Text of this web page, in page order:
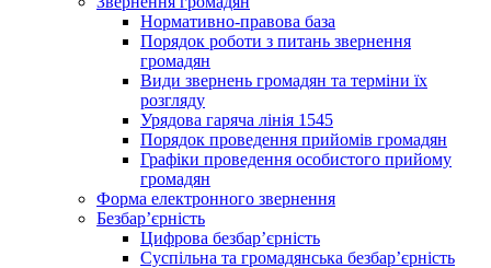
Нормативно-правова база
Порядок роботи з питань звернення
громадян
Види звернень громадян та терміни їх
розгляду
Урядова гаряча лінія 1545
Порядок проведення прийомів громадян
Графіки проведення особистого прийому
громадян
Форма електронного звернення
Безбар’єрність
Цифрова безбар’єрність
Суспільна та громадянська безбар’єрність